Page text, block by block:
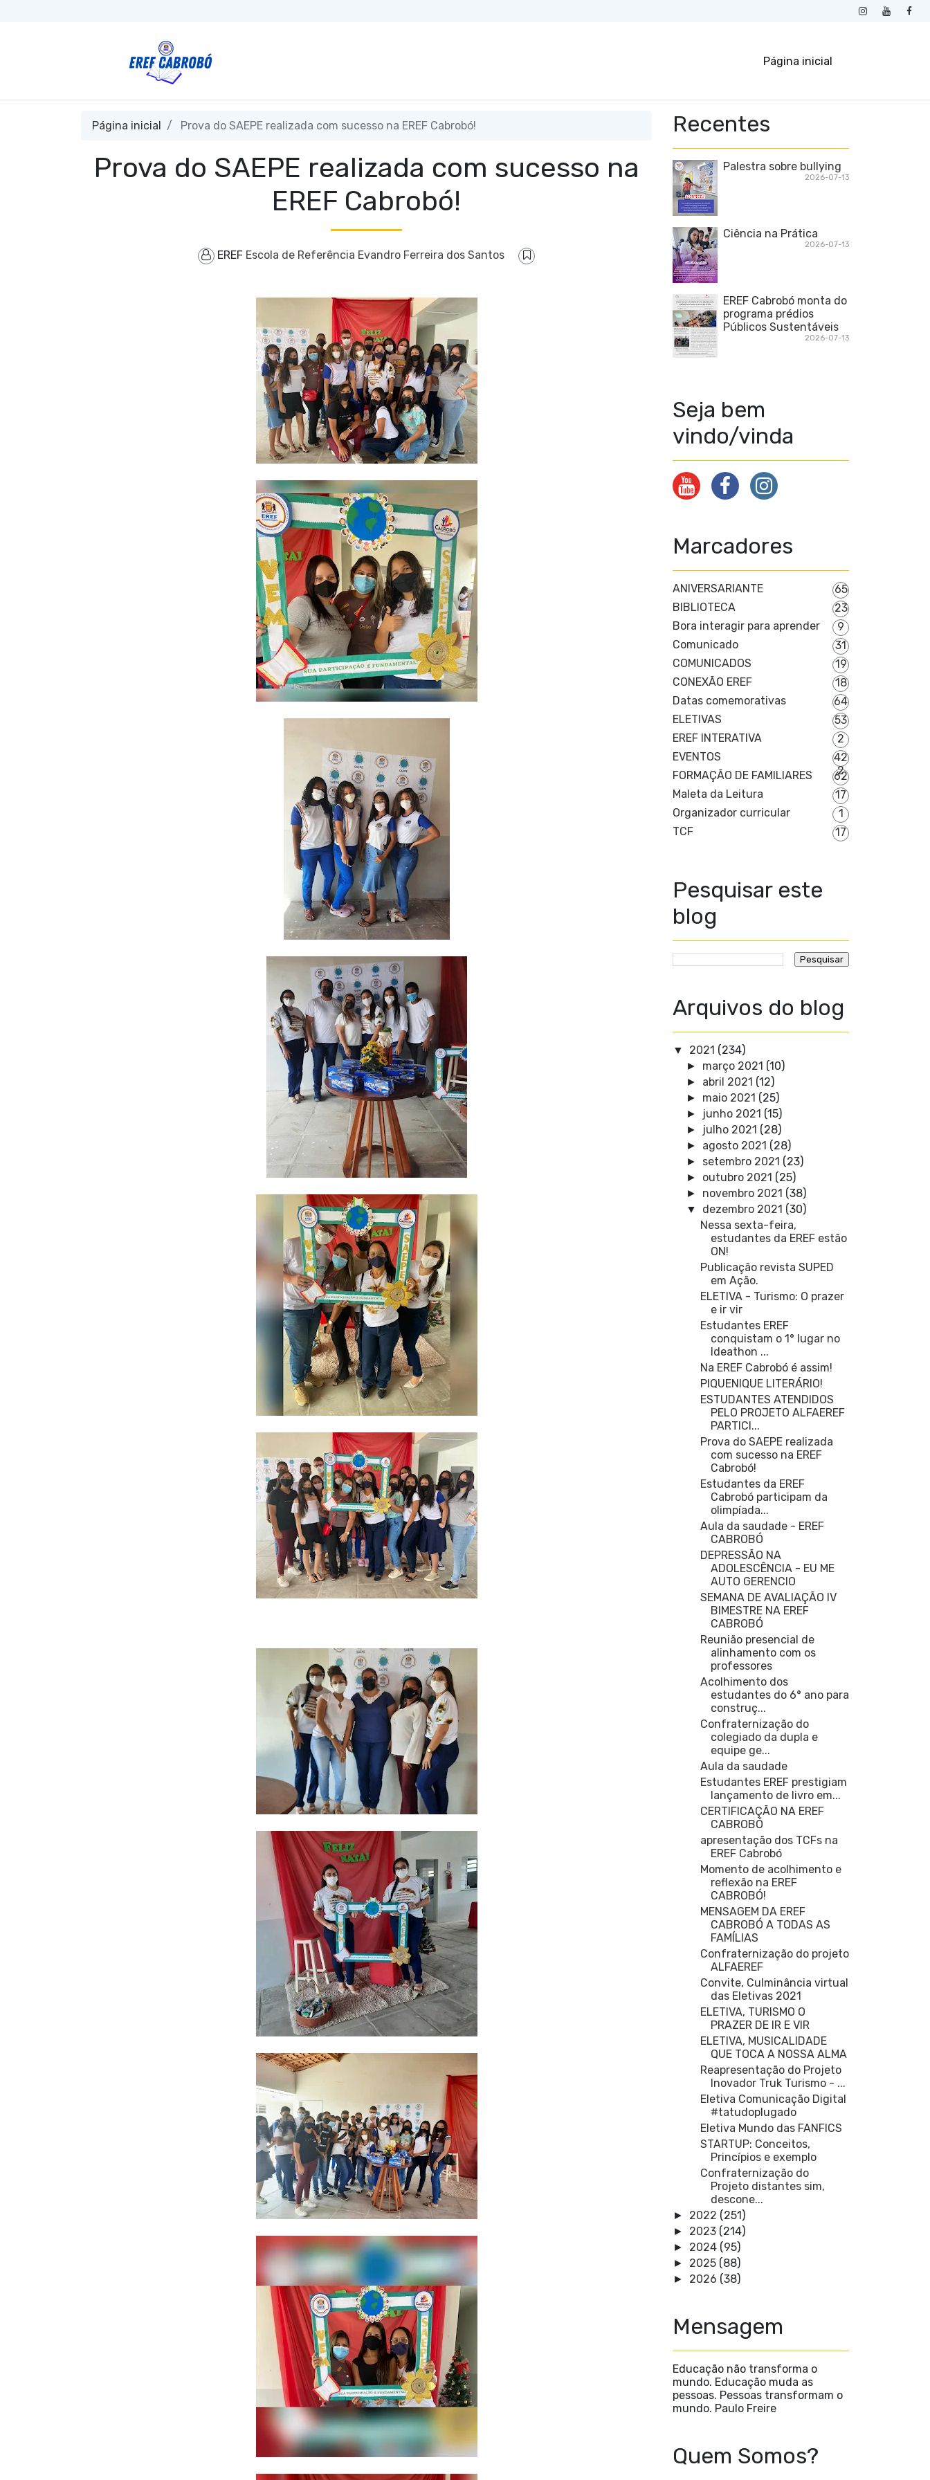
Página inicial
Página inicial Prova do SAEPE realizada com sucesso na EREF Cabrobó!
Prova do SAEPE realizada com sucesso na
EREF Cabrobó!
EREF Escola de Referência Evandro Ferreira dos Santos
Recentes
Palestra sobre bullying
2026-07-13
Ciência na Prática
2026-07-13
EREF Cabrobó monta do
programa prédios
Públicos Sustentáveis
2026-07-13
Seja bem
vindo/vinda
Marcadores
ANIVERSARIANTE
65
BIBLIOTECA
23
Bora interagir para aprender
9
Comunicado
31
COMUNICADOS
19
CONEXÃO EREF
18
Datas comemorativas
64
ELETIVAS
53
EREF INTERATIVA
2
EVENTOS
42
2
FORMAÇÃO DE FAMILIARES
62
Maleta da Leitura
17
Organizador curricular
1
TCF
17
Pesquisar este
blog
Arquivos do blog
▼ 2021 (234)
► março 2021 (10)
► abril 2021 (12)
► maio 2021 (25)
► junho 2021 (15)
► julho 2021 (28)
► agosto 2021 (28)
► setembro 2021 (23)
► outubro 2021 (25)
► novembro 2021 (38)
▼ dezembro 2021 (30)
Nessa sexta-feira,
estudantes da EREF estão
ON!
Publicação revista SUPED
em Ação.
ELETIVA - Turismo: O prazer
e ir vir
Estudantes EREF
conquistam o 1° lugar no
Ideathon ...
Na EREF Cabrobó é assim!
PIQUENIQUE LITERÁRIO!
ESTUDANTES ATENDIDOS
PELO PROJETO ALFAEREF
PARTICI...
Prova do SAEPE realizada
com sucesso na EREF
Cabrobó!
Estudantes da EREF
Cabrobó participam da
olimpíada...
Aula da saudade - EREF
CABROBÓ
DEPRESSÃO NA
ADOLESCÊNCIA - EU ME
AUTO GERENCIO
SEMANA DE AVALIAÇÃO IV
BIMESTRE NA EREF
CABROBÓ
Reunião presencial de
alinhamento com os
professores
Acolhimento dos
estudantes do 6° ano para
construç...
Confraternização do
colegiado da dupla e
equipe ge...
Aula da saudade
Estudantes EREF prestigiam
lançamento de livro em...
CERTIFICAÇÃO NA EREF
CABROBÓ
apresentação dos TCFs na
EREF Cabrobó
Momento de acolhimento e
reflexão na EREF
CABROBÓ!
MENSAGEM DA EREF
CABROBÓ A TODAS AS
FAMÍLIAS
Confraternização do projeto
ALFAEREF
Convite, Culminância virtual
das Eletivas 2021
ELETIVA, TURISMO O
PRAZER DE IR E VIR
ELETIVA, MUSICALIDADE
QUE TOCA A NOSSA ALMA
Reapresentação do Projeto
Inovador Truk Turismo - ...
Eletiva Comunicação Digital
#tatudoplugado
Eletiva Mundo das FANFICS
STARTUP: Conceitos,
Princípios e exemplo
Confraternização do
Projeto distantes sim,
descone...
► 2022 (251)
► 2023 (214)
► 2024 (95)
► 2025 (88)
► 2026 (38)
Mensagem
Educação não transforma o
mundo. Educação muda as
pessoas. Pessoas transformam o
mundo. Paulo Freire
Quem Somos?